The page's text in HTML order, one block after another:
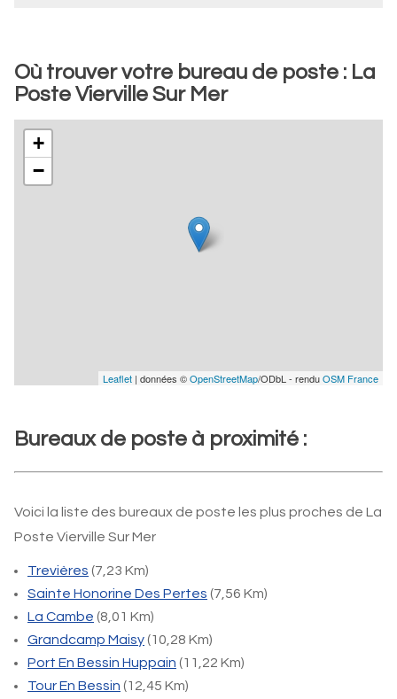
Où trouver votre bureau de poste : La
Poste Vierville Sur Mer
+
−
Leaflet | données ©OpenStreetMap/ODbL - renduOSM France
Bureaux de poste à proximité :
Voici la liste des bureaux de poste les plus proches de La
Poste Vierville Sur Mer
Trevières (7,23 Km)
Sainte Honorine Des Pertes (7,56 Km)
La Cambe (8,01 Km)
Grandcamp Maisy(10,28 Km)
Port En Bessin Huppain (11,22 Km)
Tour En Bessin (12,45 Km)